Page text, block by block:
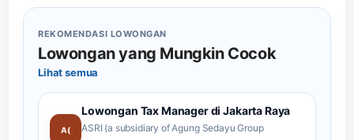
REKOMENDASI LOWONGAN
Lowongan yang Mungkin Cocok
Lihat semua
A(
Lowongan Tax Manager di Jakarta Raya
ASRI (a subsidiary of Agung Sedayu Group